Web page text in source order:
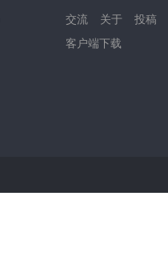
交流 关于
投稿
客户端下载